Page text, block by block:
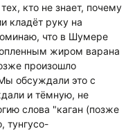
кто не знает, почему
кладёт руку на
что в Шумере
жиром варана
произошло
обсуждали это с
и тёмную, не
слова "каган (позже
тунгусо-